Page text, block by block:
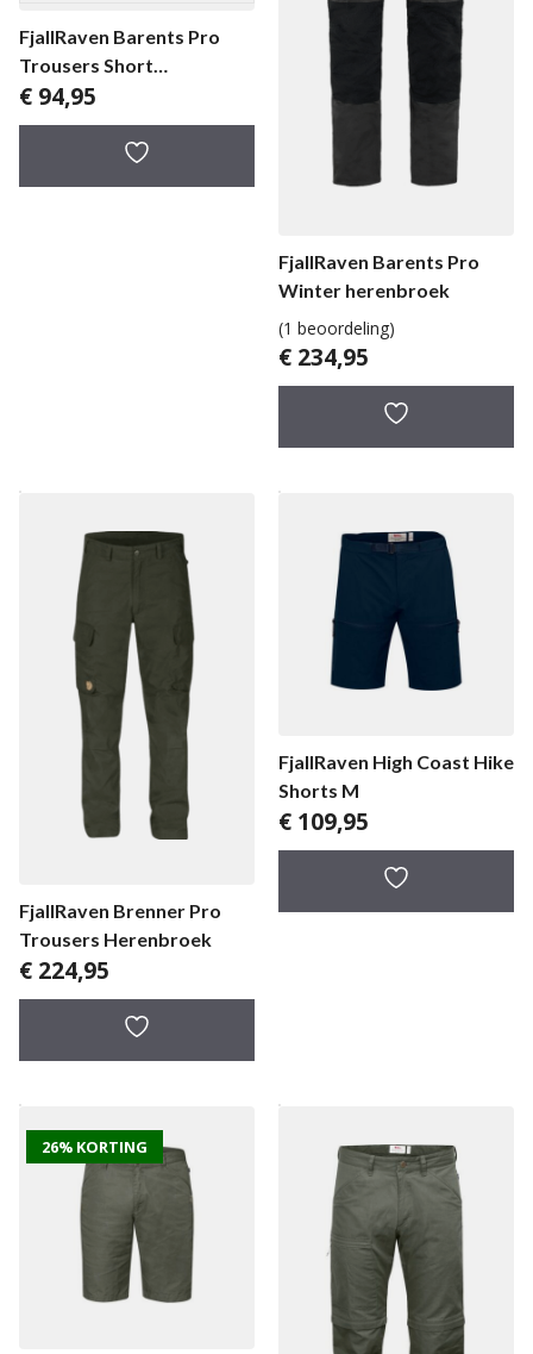
FjallRaven Barents Pro
Trousers Short
herenbroek
€ 94,95
FjallRaven Barents Pro
Winter herenbroek
(1 beoordeling)
€ 234,95
FjallRaven Brenner Pro
Trousers Herenbroek
€ 224,95
FjallRaven High Coast Hike
Shorts M
€ 109,95
26% KORTING